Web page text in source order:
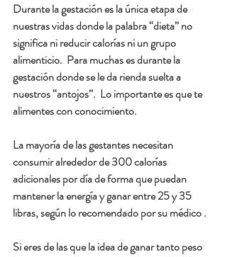
Durante la gestación es la única etapa de
nuestras vidas donde la palabra “dieta” no
significa ni reducir calorías ni un grupo
alimenticio.  Para muchas es durante la
gestación donde se le da rienda suelta a
nuestros “antojos”.  Lo importante es que te
alimentes con conocimiento.
La mayoría de las gestantes necesitan
consumir alrededor de 300 calorías
adicionales por día de forma que puedan
mantener la energía y ganar entre 25 y 35
libras, según lo recomendado por su médico .
Si eres de las que la idea de ganar tanto peso